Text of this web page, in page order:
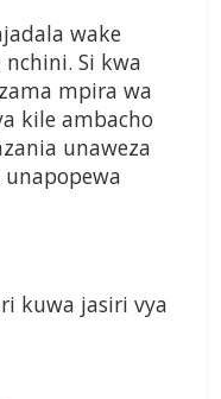
wake
Si kwa
mpira wa
kile ambacho
unaweza
kuwa jasiri vya